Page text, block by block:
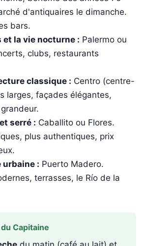
d'antiquaires le dimanche.
bars.
et la vie nocturne : Palermo ou
clubs, restaurants
classique : Centro (centre-
larges, façades élégantes,
serré : Caballito ou Flores.
plus authentiques, prix
urbaine : Puerto Madero.
terrasses, le Río de la
Capitaine